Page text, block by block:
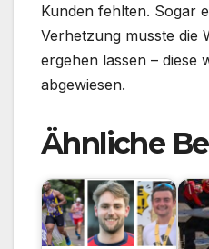
Kunden fehlten. Sogar
Verhetzung musste die
ergehen lassen – diese
abgewiesen.
Ähnliche